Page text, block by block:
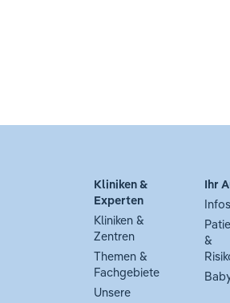
Kliniken &
Experten
Kliniken &
Zentren
Themen &
Fachgebiete
Unsere
Ihr
&